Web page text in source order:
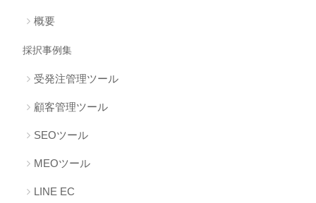
概要
採択事例集
受発注管理ツール
顧客管理ツール
SEOツール
MEOツール
LINE EC